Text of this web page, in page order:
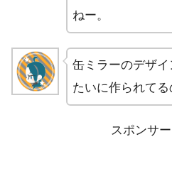
ねー。
缶ミラーのデザ
たいに作られてる
スポンサ